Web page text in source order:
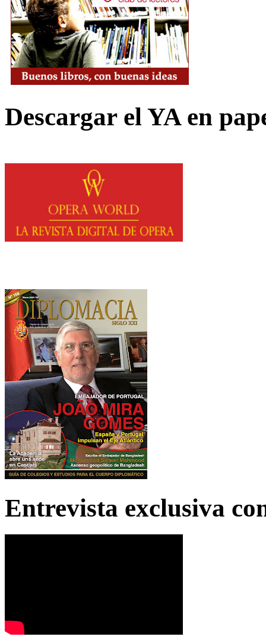
Descargar el YA en
Entrevista exclusiva